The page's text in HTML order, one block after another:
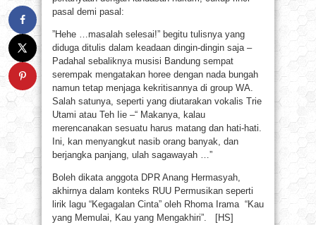
pasal demi pasal:
”Hehe …masalah selesai!” begitu tulisnya yang
diduga ditulis dalam keadaan dingin-dingin saja –
Padahal sebaliknya musisi Bandung sempat
serempak mengatakan horee dengan nada bungah
namun tetap menjaga kekritisannya di group WA.
Salah satunya, seperti yang diutarakan vokalis Trie
Utami atau Teh Iie –“ Makanya, kalau
merencanakan sesuatu harus matang dan hati-hati.
Ini, kan menyangkut nasib orang banyak, dan
berjangka panjang, ulah sagawayah …”
Boleh dikata anggota DPR Anang Hermasyah,
akhirnya dalam konteks RUU Permusikan seperti
lirik lagu “Kegagalan Cinta” oleh Rhoma Irama “Kau
yang Memulai, Kau yang Mengakhiri”. [HS]